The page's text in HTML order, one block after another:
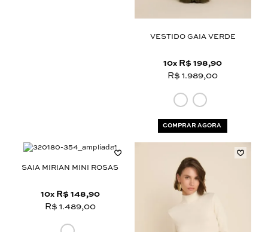
VESTIDO GAIA VERDE
10x R$ 198,90
R$ 1.989,00
COMPRAR AGORA
SAIA MIRIAN MINI ROSAS
10x R$ 148,90
R$ 1.489,00